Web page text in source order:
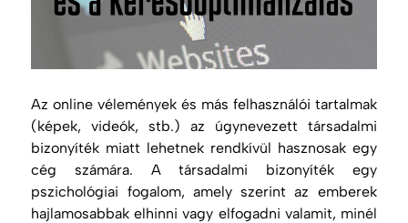
Az online vélemények és más felhasználói tartalmak
(képek, videók, stb.) az úgynevezett társadalmi
bizonyíték miatt lehetnek rendkívül hasznosak egy
cég számára. A társadalmi bizonyíték egy
pszichológiai fogalom, amely szerint az emberek
hajlamosabbak elhinni vagy elfogadni valamit, minél